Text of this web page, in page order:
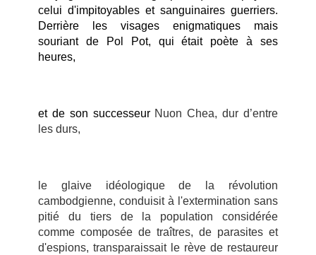
celui d'impitoyables et sanguinaires guerriers.
Derrière les visages enigmatiques mais
souriant de Pol Pot, qui était poète à ses
heures,
et de son successeur Nuon Chea, dur d’entre
les durs,
le glaive idéologique de la révolution
cambodgienne, conduisit à l'extermination sans
pitié du tiers de la population considérée
comme composée de traîtres, de parasites et
d'espions, transparaissait le rève de restaureur